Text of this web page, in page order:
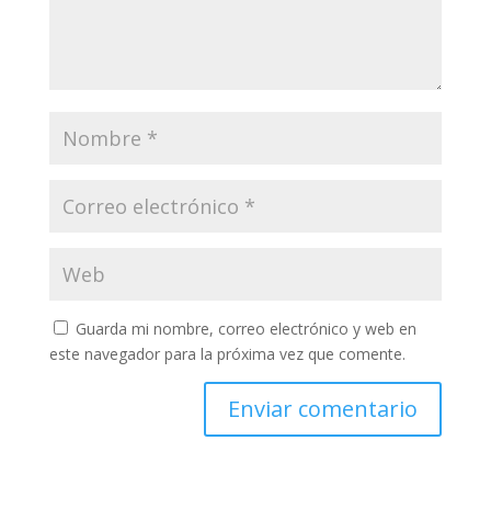
Guarda mi nombre, correo electrónico y web en
este navegador para la próxima vez que comente.